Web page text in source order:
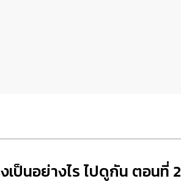
ป็นอย่างไร ไปดูกัน ตอนที่ 2